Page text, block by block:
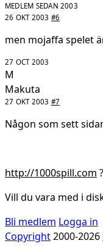
MEDLEM SEDAN 2003
26 OKT 2003 #6
men mojaffa spelet
27 OCT 2003
M
Makuta
27 OKT 2003 #7
Någon som sett
http://1000spill.com ?
Vill du vara med i
Bli medlem Logga in
Copyright2000-2026